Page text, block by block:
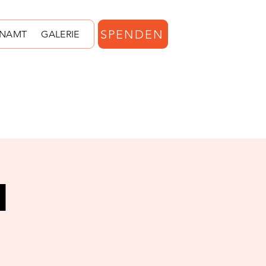
GALERIE SPENDEN